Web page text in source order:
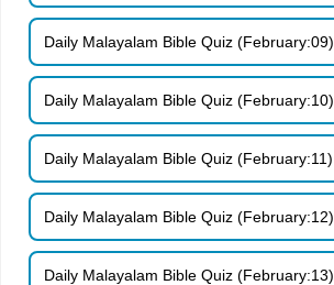
Daily Malayalam Bible Quiz (February:09)
Daily Malayalam Bible Quiz (February:10)
Daily Malayalam Bible Quiz (February:11)
Daily Malayalam Bible Quiz (February:12)
Daily Malayalam Bible Quiz (February:13)